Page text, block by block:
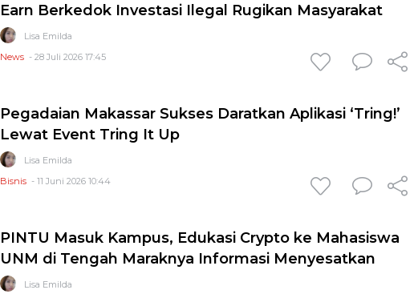
Earn Berkedok Investasi Ilegal Rugikan Masyarakat
Lisa Emilda
News - 28 Juli 2026 17:45
Pegadaian Makassar Sukses Daratkan Aplikasi ‘Tring!’
Lewat Event Tring It Up
Lisa Emilda
Bisnis - 11 Juni 2026 10:44
PINTU Masuk Kampus, Edukasi Crypto ke Mahasiswa
UNM di Tengah Maraknya Informasi Menyesatkan
Lisa Emilda